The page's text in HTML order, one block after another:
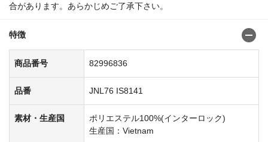
合があります。あらかじめご了承下さい。
特徴
商品番号 82996836
品番 JNL76 IS8141
素材・生産国
ポリエステル100%(インターロック)
生産国：Vietnam